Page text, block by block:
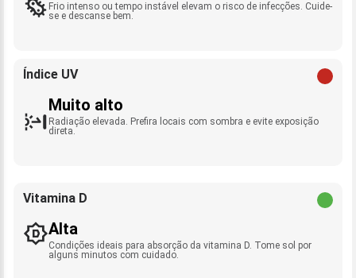
Frio intenso ou tempo instável elevam o risco de infecções. Cuide-
se e descanse bem.
Índice UV
Muito alto
Radiação elevada. Prefira locais com sombra e evite exposição
direta.
Vitamina D
Alta
Condições ideais para absorção da vitamina D. Tome sol por
alguns minutos com cuidado.